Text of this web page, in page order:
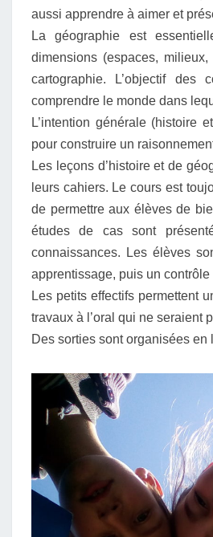
aussi apprendre à aimer et
La géographie est
dimensions (espaces,
cartographie. L’objectif
comprendre le monde dans
L’intention générale (histoire
pour construire un
Les leçons d’histoire et de
leurs cahiers. Le cours est
de permettre aux élèves de
études de cas sont
connaissances. Les élèves
apprentissage, puis un
Les petits effectifs permettent
travaux à l’oral qui ne seraient
Des sorties sont organisées